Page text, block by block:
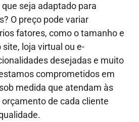
seja adaptado para
O preço pode variar
fatores, como o tamanho e
loja virtual ou e-
desejadas e muito
comprometidos em
medida que atendam às
de cada cliente